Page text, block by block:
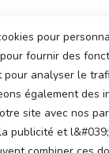
DES
pas à contacter
ou au+31
de vous aider !
pour
fournir des
pour analyser le
également des
site avec nos
publicité et